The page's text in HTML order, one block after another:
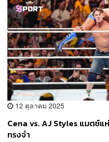
12 ตุลาคม 2025
Cena vs. AJ Styles แมตช์แ
ทรงจำ